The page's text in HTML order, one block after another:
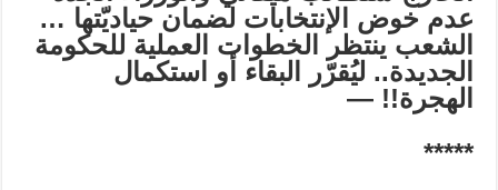
عدم خوض الإنتخابات لضمان حياديّتها …
الشعب ينتظر الخطوات العملية للحكومة
الجديدة.. ليُقرّر البقاء أو استكمال
الهجرة!! —
*****